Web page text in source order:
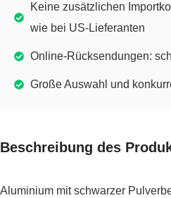
Keine zusätzlichen
wie bei US-Lieferanten
Online-Rücksendungen:
Große Auswahl und
Beschreibung des
Aluminium mit schwarzer